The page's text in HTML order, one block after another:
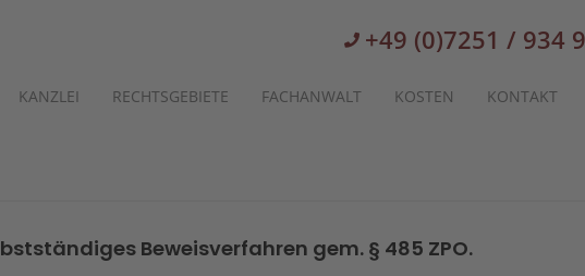
+49 (0)7251 / 934
KANZLEI RECHTSGEBIETE FACHANWALT KOSTEN KONTAKT
Beweisverfahren gem. § 485 ZPO.